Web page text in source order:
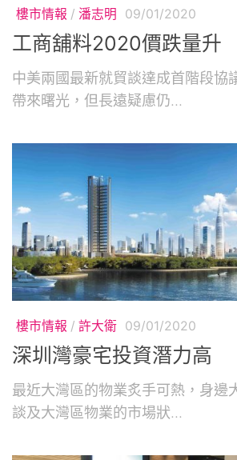
樓市情報 / 潘志明 09/01/2020
工商舖料2020價跌量升
中美兩國最新就貿談達成首階段協
帶來曙光，但長遠疑慮仍...
樓市情報 / 許大衛 09/01/2020
深圳灣豪宅投資潛力高
最近大灣區的物業炙手可熱，身邊
談及大灣區物業的市場狀...